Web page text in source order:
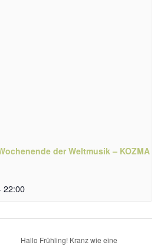
der Weltmusik – KOZMA
22:00
Hallo Frühling! Kranz wie eine